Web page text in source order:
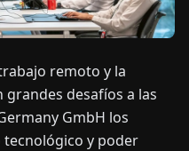
remoto y la
desafíos a las
GmbH los
y poder